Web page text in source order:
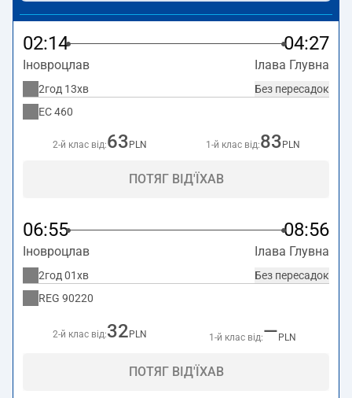
02:14 04:27
Іновроцлав Ілава Глувна
Без пересадок
2год 13хв
EC460
2-й клас від:63 PLN 1-й клас від:83 PLN
ПОТЯГ ВІД'ЇХАВ
06:55 08:56
Іновроцлав Ілава Глувна
Без пересадок
2год 01хв
REG 90220
2-й клас від:32 PLN 1-й клас від:— PLN
ПОТЯГ ВІД'ЇХАВ